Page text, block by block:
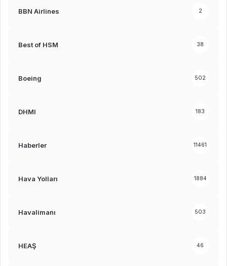
BBN Airlines 2
Best of HSM 38
Boeing 502
DHMI 183
Haberler 11461
Hava Yolları 1884
Havalimanı 503
HEAŞ 46